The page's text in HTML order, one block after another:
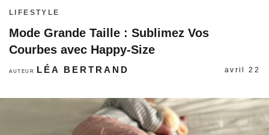
LIFESTYLE
Mode Grande Taille : Sublimez Vos
Courbes avec Happy-Size
AUTEUR LÉA BERTRAND avril 22